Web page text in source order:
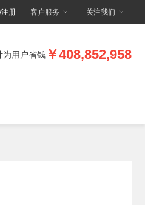
册 客户服务 关注我们
为用户省钱 ￥408,852,958